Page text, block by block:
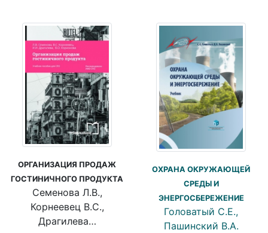
ОРГАНИЗАЦИЯ ПРОДАЖ
ГОСТИНИЧНОГО ПРОДУКТА
Семенова Л.В.,
Корнеевец В.С.,
Драгилева…
ОХРАНА ОКРУЖАЮЩЕЙ
СРЕДЫ И
ЭНЕРГОСБЕРЕЖЕНИЕ
Головатый С.Е.,
Пашинский В.А.